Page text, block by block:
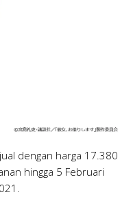
dengan harga 17.380
hingga 5 Februari